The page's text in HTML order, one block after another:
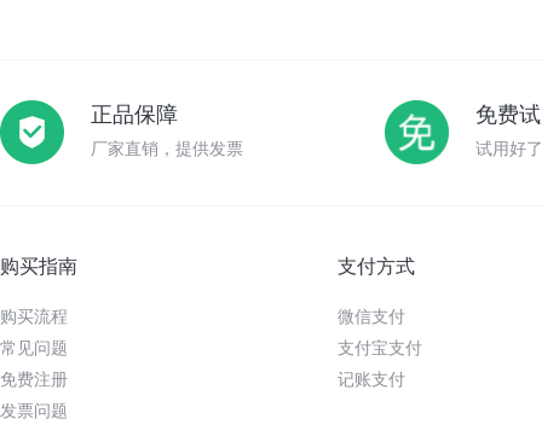
正品保障
厂家直销，提供发票
免费
试用好
购买指南
购买流程
常见问题
免费注册
发票问题
支付方式
微信支付
支付宝支付
记账支付